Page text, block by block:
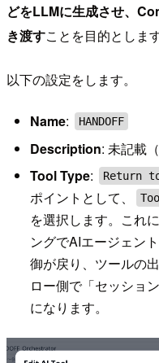
どをLLMに生成させ、
き渡すことを目的とします
以下の設定をします。
Name: HANDOFF
Description: 未記載
Tool Type: Return
ポイントとして、
を選択します。これ
ングでAIエージェン
御が戻り、ツールの
ロー側で「セッショ
になります。